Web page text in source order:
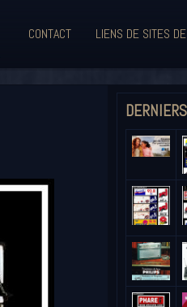
CONTACT LIENS DE SITES